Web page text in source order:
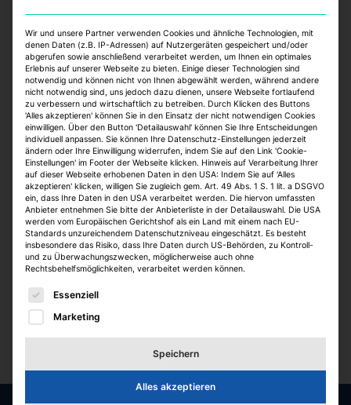
Top Jobs:
Wir und unsere Partner verwenden Cookies und ähnliche Technologien, mit
denen Daten (z.B. IP-Adressen) auf Nutzergeräten gespeichert und/oder
abgerufen sowie anschließend verarbeitet werden, um Ihnen ein optimales
Erlebnis auf unserer Webseite zu bieten. Einige dieser Technologien sind
notwendig und können nicht von Ihnen abgewählt werden, während andere
nicht notwendig sind, uns jedoch dazu dienen, unsere Webseite fortlaufend
zu verbessern und wirtschaftlich zu betreiben. Durch Klicken des Buttons
'Alles akzeptieren' können Sie in den Einsatz der nicht notwendigen Cookies
einwilligen. Über den Button 'Detailauswahl' können Sie Ihre Entscheidungen
individuell anpassen. Sie können Ihre Datenschutz-Einstellungen jederzeit
ändern oder Ihre Einwilligung widerrufen, indem Sie auf den Link 'Cookie-
Einstellungen' im Footer der Webseite klicken. Hinweis auf Verarbeitung Ihrer
auf dieser Webseite erhobenen Daten in den USA: Indem Sie auf 'Alles
akzeptieren' klicken, willigen Sie zugleich gem. Art. 49 Abs. 1 S. 1 lit. a DSGVO
ein, dass Ihre Daten in den USA verarbeitet werden. Die hiervon umfassten
Anbieter entnehmen Sie bitte der Anbieterliste in der Detailauswahl. Die USA
werden vom Europäischen Gerichtshof als ein Land mit einem nach EU-
Standards unzureichendem Datenschutzniveau eingeschätzt. Es besteht
insbesondere das Risiko, dass Ihre Daten durch US-Behörden, zu Kontroll-
und zu Überwachungszwecken, möglicherweise auch ohne
Rechtsbehelfsmöglichkeiten, verarbeitet werden können.
Es folgt eine Liste der Service-Gruppen, für die eine
Essenziell
Marketing
Speichern
Alles akzeptieren